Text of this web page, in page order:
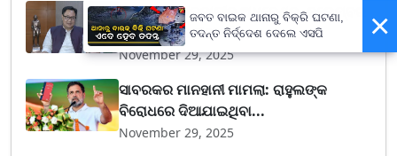
ସୋମବାର ଶୀତକାଳୀନ ଅଧିବେଶନ, ନଭେମ୍ବର
୩୦ରେ ସର୍ବଦଳୀୟ ବୈ...
November 29, 2025
ସାବରକର ମାନହାନୀ ମାମଲା: ରାହୁଲଙ୍କ
ବିରୋଧରେ ଦିଆଯାଇଥିବା...
November 29, 2025
×
ଜବତ ବାଇକ ଥାନାରୁ ବିକ୍ରି ଘଟଣା,
ତଦନ୍ତ ନିର୍ଦ୍ଦେଶ ଦେଲେ ଏସପି